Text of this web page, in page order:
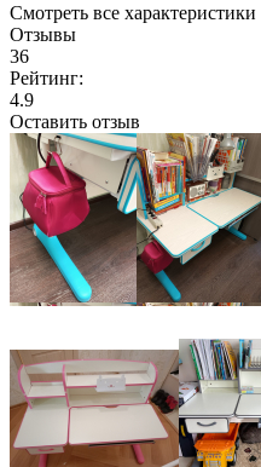
Смотреть все характеристики
Отзывы
36
Рейтинг:
4.9
Оставить отзыв